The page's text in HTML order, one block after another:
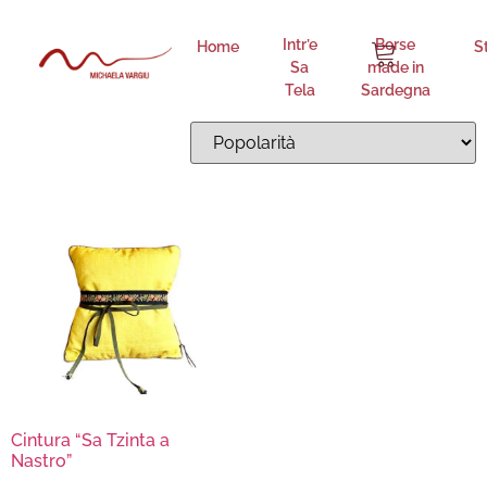
Home
Intr’e
Sa
Tela
Borse
made in
Sardegna
Sa Tzinta a Nastro 16
Cintura “Sa Tzinta a
Nastro”